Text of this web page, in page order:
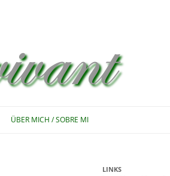
ÜBER MICH / SOBRE MI
LINKS